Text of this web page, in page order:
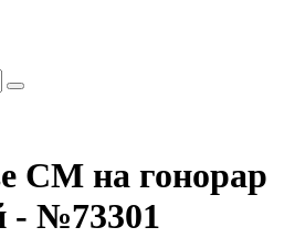
СМ на гонорар
- №73301